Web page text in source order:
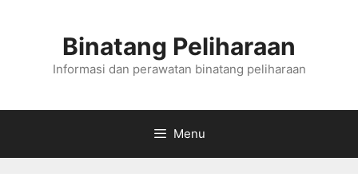
Binatang Peliharaan
Informasi dan perawatan binatang peliharaan
Menu